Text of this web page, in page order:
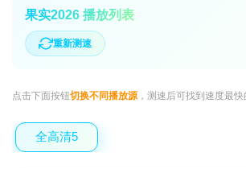
果实2026 播放列表
重新测速
点击下面按钮切换不同播放源，测速后可找到速度最
全高清5